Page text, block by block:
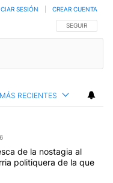
SIGA ESTA
SEGUIR
SESIÓN CREAR CUENTA
RECIENTES
de la nostagia al
politiquera de la que